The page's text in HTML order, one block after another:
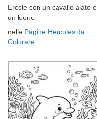
Ercole con un cavallo alato e
un leone
nelle Pagine Hercules da
Colorare